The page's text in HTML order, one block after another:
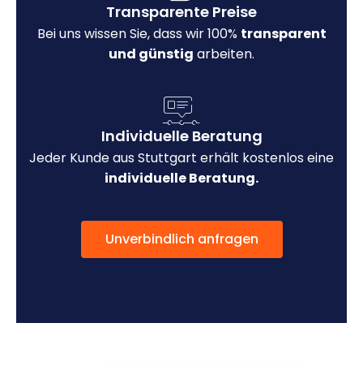
Transparente Preise
Bei uns wissen Sie, dass wir 100% transparent
und günstig arbeiten.
Individuelle Beratung
Jeder Kunde aus Stuttgart erhält kostenlos eine
individuelle Beratung.
Unverbindlich anfragen